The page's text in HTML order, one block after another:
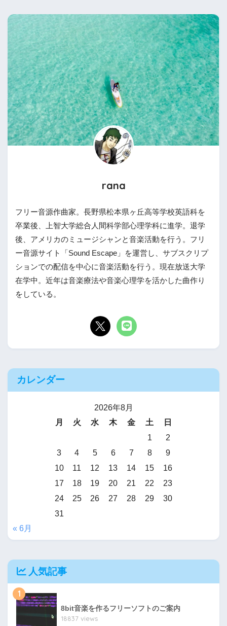
rana
フリー音源作曲家。長野県松本県ヶ丘高等学校英語科を
卒業後、上智大学総合人間科学部心理学科に進学。退学
後、アメリカのミュージシャンと音楽活動を行う。フリ
ー音源サイト「Sound Escape」を運営し、サブスクリプ
ションでの配信を中心に音楽活動を行う。現在放送大学
在学中。近年は音楽療法や音楽心理学を活かした曲作り
をしている。
カレンダー
2026年8月
月
火 水 木 金 土
日
1
2
3
4 5 6 7 8
9
10
11 12 13 14 15
16
17
18 19 20 21 22
23
24
25 26 27 28 29
30
31
« 6月
人気記事
1
8bit音楽を作るフリーソフトのご案内
18837 views